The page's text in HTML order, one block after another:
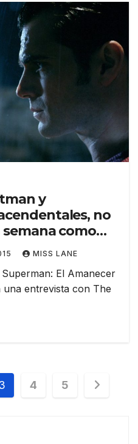
y
no
semana como
MISS LANE
El Amanecer
una entrevista con The
4 5